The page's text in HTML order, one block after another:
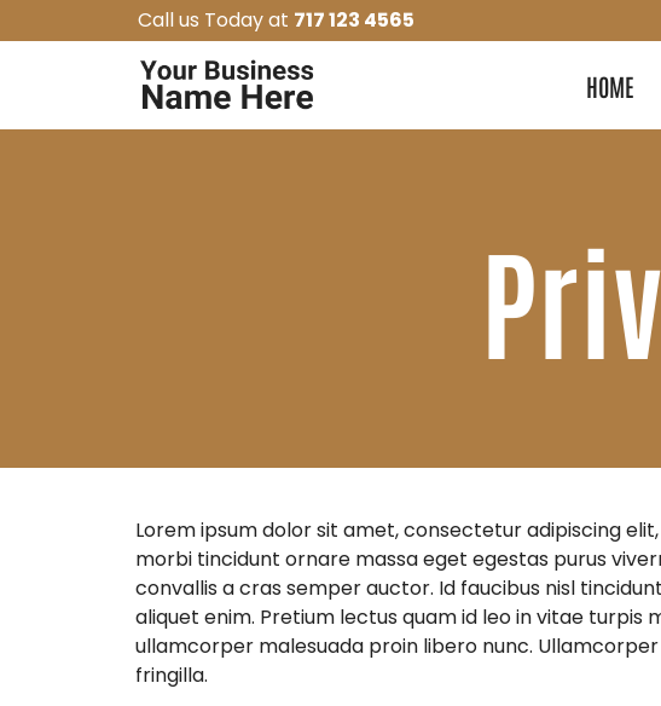
Call us Today at 717 123 4565
HOME
Lorem ipsum dolor sit amet, consectetur adipiscing
morbi tincidunt ornare massa eget egestas purus
convallis a cras semper auctor. Id faucibus nisl
aliquet enim. Pretium lectus quam id leo in vitae turpis
ullamcorper malesuada proin libero nunc.
fringilla.